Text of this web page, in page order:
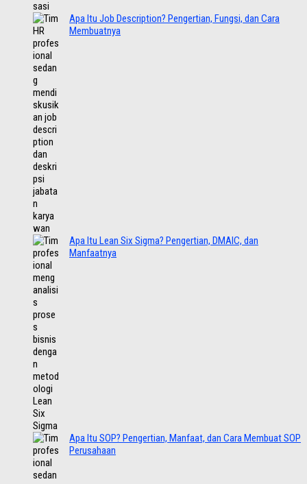
Apa Itu Job Description? Pengertian, Fungsi, dan Cara
Membuatnya
Apa Itu Lean Six Sigma? Pengertian, DMAIC, dan
Manfaatnya
Apa Itu SOP? Pengertian, Manfaat, dan Cara Membuat SOP
Perusahaan